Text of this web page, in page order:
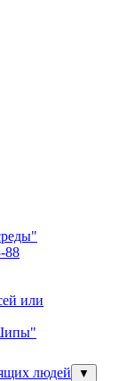
88
или
людей ▼